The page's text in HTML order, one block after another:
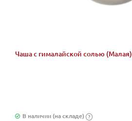
Чаша с гималайской солью (Малая)
В наличии (на складе) ?